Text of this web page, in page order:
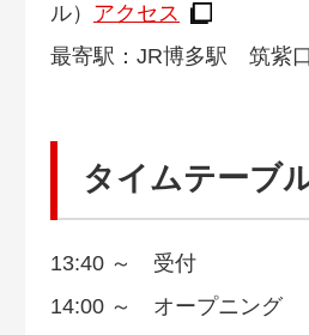
ル） アクセス
最寄駅：JR博多駅 筑紫
タイムテーブ
13:40 ～ 受付
14:00 ～ オープニング